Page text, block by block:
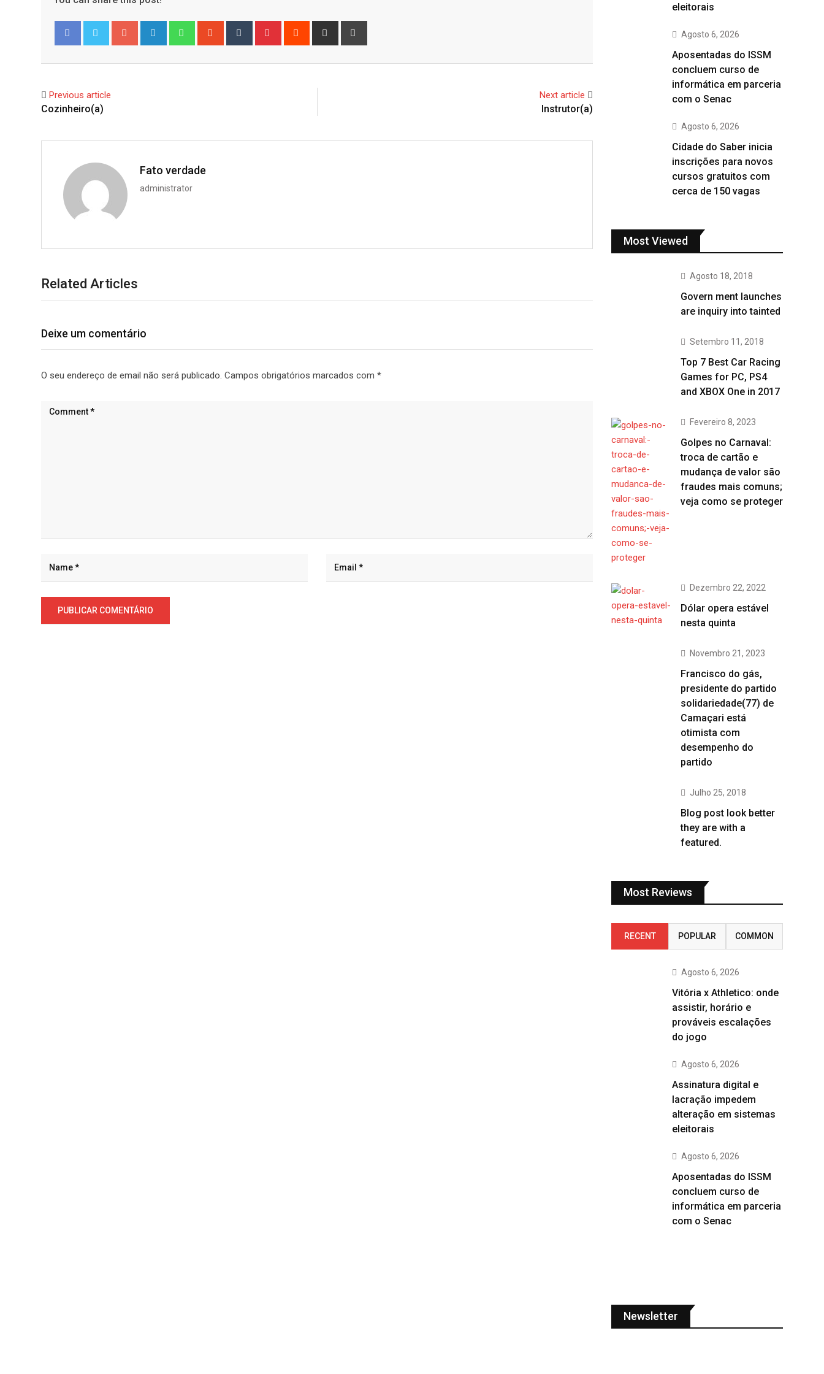
Google+ LinkedIn WhatsappStumbleUpon
Tumblr Pinterest Reddit
Share
Previous article
Cozinheiro(a)
Next article
Instrutor(a)
Fato verdade
administrator
Related Articles
Deixe um comentário
O seu endereço de email não será publicado. Campos obrigatórios marcados com *
eleitorais
Agosto 6, 2026
Aposentadas do ISSM
concluem curso de
informática em parceria
com o Senac
Agosto 6, 2026
Cidade do Saber inicia
inscrições para novos
cursos gratuitos com
cerca de 150 vagas
Most Viewed
Agosto 18, 2018
Govern ment launches
are inquiry into tainted
Setembro 11, 2018
Top 7 Best Car Racing
Games for PC, PS4
and XBOX One in 2017
Fevereiro 8, 2023
Golpes no Carnaval:
troca de cartão e
mudança de valor são
fraudes mais comuns;
veja como se proteger
Dezembro 22, 2022
Dólar opera estável
nesta quinta
Novembro 21, 2023
Francisco do gás,
presidente do partido
solidariedade(77) de
Camaçari está
otimista com
desempenho do
partido
Julho 25, 2018
Blog post look better
they are with a
featured.
Most Reviews
RECENT POPULAR COMMON
Agosto 6, 2026
Vitória x Athletico: onde
assistir, horário e
prováveis escalações
do jogo
Agosto 6, 2026
Assinatura digital e
lacração impedem
alteração em sistemas
eleitorais
Agosto 6, 2026
Aposentadas do ISSM
concluem curso de
informática em parceria
com o Senac
Newsletter